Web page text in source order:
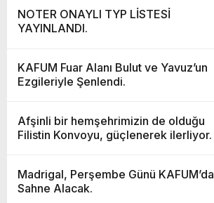
NOTER ONAYLI TYP LİSTESİ
YAYINLANDI.
KAFUM Fuar Alanı Bulut ve Yavuz’un
Ezgileriyle Şenlendi.
Afşinli bir hemşehrimizin de olduğu
Filistin Konvoyu, güçlenerek ilerliyor.
Madrigal, Perşembe Günü KAFUM’da
Sahne Alacak.